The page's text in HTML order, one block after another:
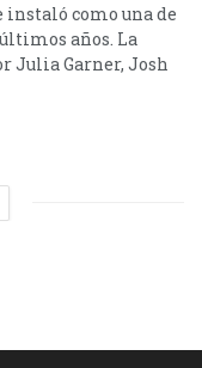
instaló como una de
años. La
Julia Garner, Josh
de la
de